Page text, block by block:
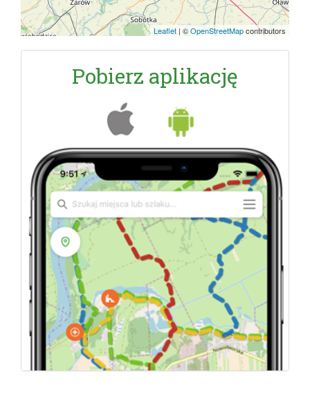
Leaflet | ©OpenStreetMapcontributors
Pobierz aplikację